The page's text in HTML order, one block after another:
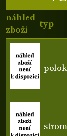
náhled
zboží
typ
strom